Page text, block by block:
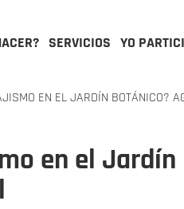
SERVICIOS YO
EN EL JARDÍN BOTÁNICO?
en el Jardín